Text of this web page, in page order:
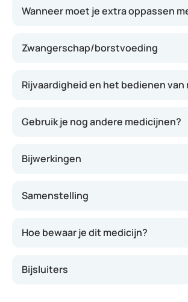
Wanneer moet je extra oppassen
Zwangerschap/borstvoeding
Rijvaardigheid en het bedienen van
Gebruik je nog andere medicijnen?
Bijwerkingen
Samenstelling
Hoe bewaar je dit medicijn?
Bijsluiters